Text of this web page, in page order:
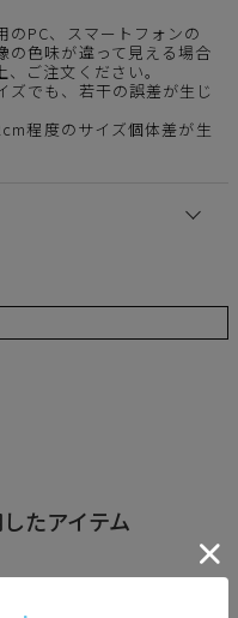
PC、スマートフォンの
の色味が違って見える場合
ご注文ください。
でも、若干の誤差が生じ
程度のサイズ個体差が生
たアイテム